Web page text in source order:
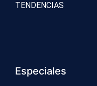
TENDENCIAS
Especiales